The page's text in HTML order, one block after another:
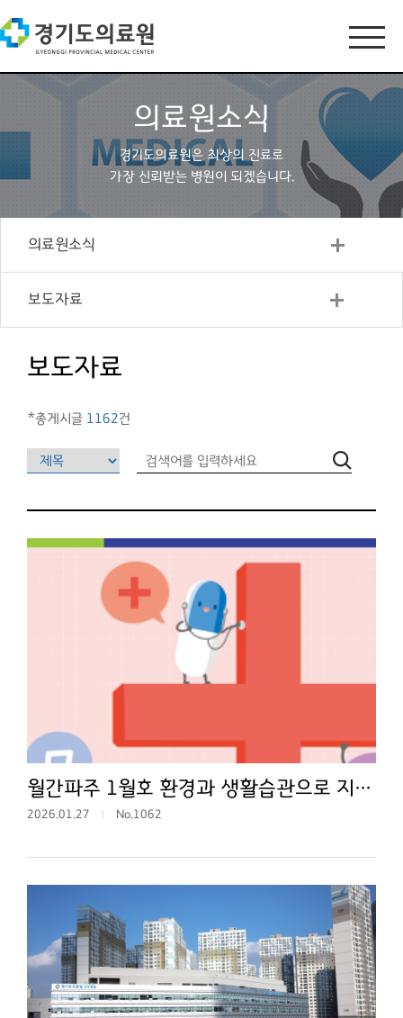
의료원소식
경기도의료원은 최상의 진료로
가장 신뢰받는 병원이 되겠습니다.
의료원소식
보도자료
보도자료
*총게시글 1162건
월간파주 1월호 환경과 생활습관으로 지키자, 면역력 - 오혜경 과장님
2026.01.27 No.1062